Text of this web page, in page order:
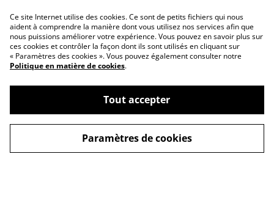
Conditions générales
Politique de
confidentialité
Ce site Internet utilise des cookies. Ce sont de petits fichiers qui nous
aident à comprendre la manière dont vous utilisez nos services afin que
nous puissions améliorer votre expérience. Vous pouvez en savoir plus sur
ces cookies et contrôler la façon dont ils sont utilisés en cliquant sur
« Paramètres des cookies ». Vous pouvez également consulter notre
Politique en matière de cookies.
Tout accepter
Paramètres de cookies